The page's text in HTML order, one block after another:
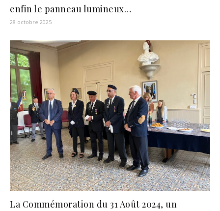
enfin le panneau lumineux…
28 octobre 2025
La Commémoration du 31 Août 2024, un